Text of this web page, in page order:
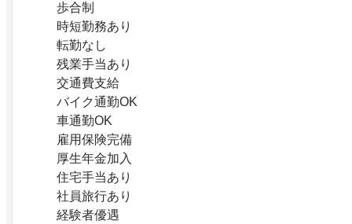
歩合制
時短勤務あり
転勤なし
残業手当あり
交通費支給
バイク通勤OK
車通勤OK
雇用保険完備
厚生年金加入
住宅手当あり
社員旅行あり
経験者優遇